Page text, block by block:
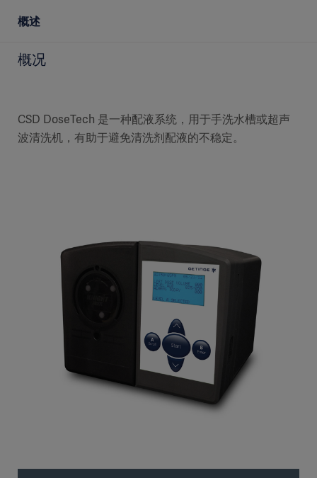
概述
概况
CSD DoseTech 是一种配液系统，用于手洗水槽或超声
波清洗机，有助于避免清洗剂配液的不稳定。